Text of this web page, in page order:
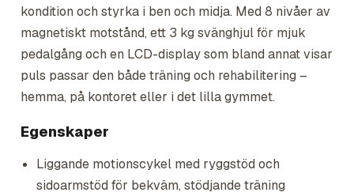
kondition och styrka i ben och midja. Med 8 nivåer av
magnetiskt motstånd, ett 3 kg svänghjul för mjuk
pedalgång och en LCD-display som bland annat visar
puls passar den både träning och rehabilitering –
hemma, på kontoret eller i det lilla gymmet.
Egenskaper
Liggande motionscykel med ryggstöd och
sidoarmstöd för bekväm, stödjande träning